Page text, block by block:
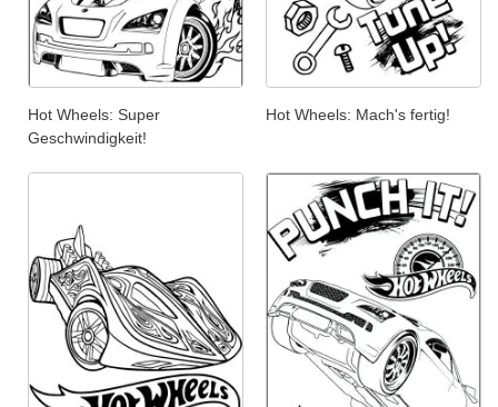
Hot Wheels: Super
Geschwindigkeit!
Hot Wheels: Mach's fertig!